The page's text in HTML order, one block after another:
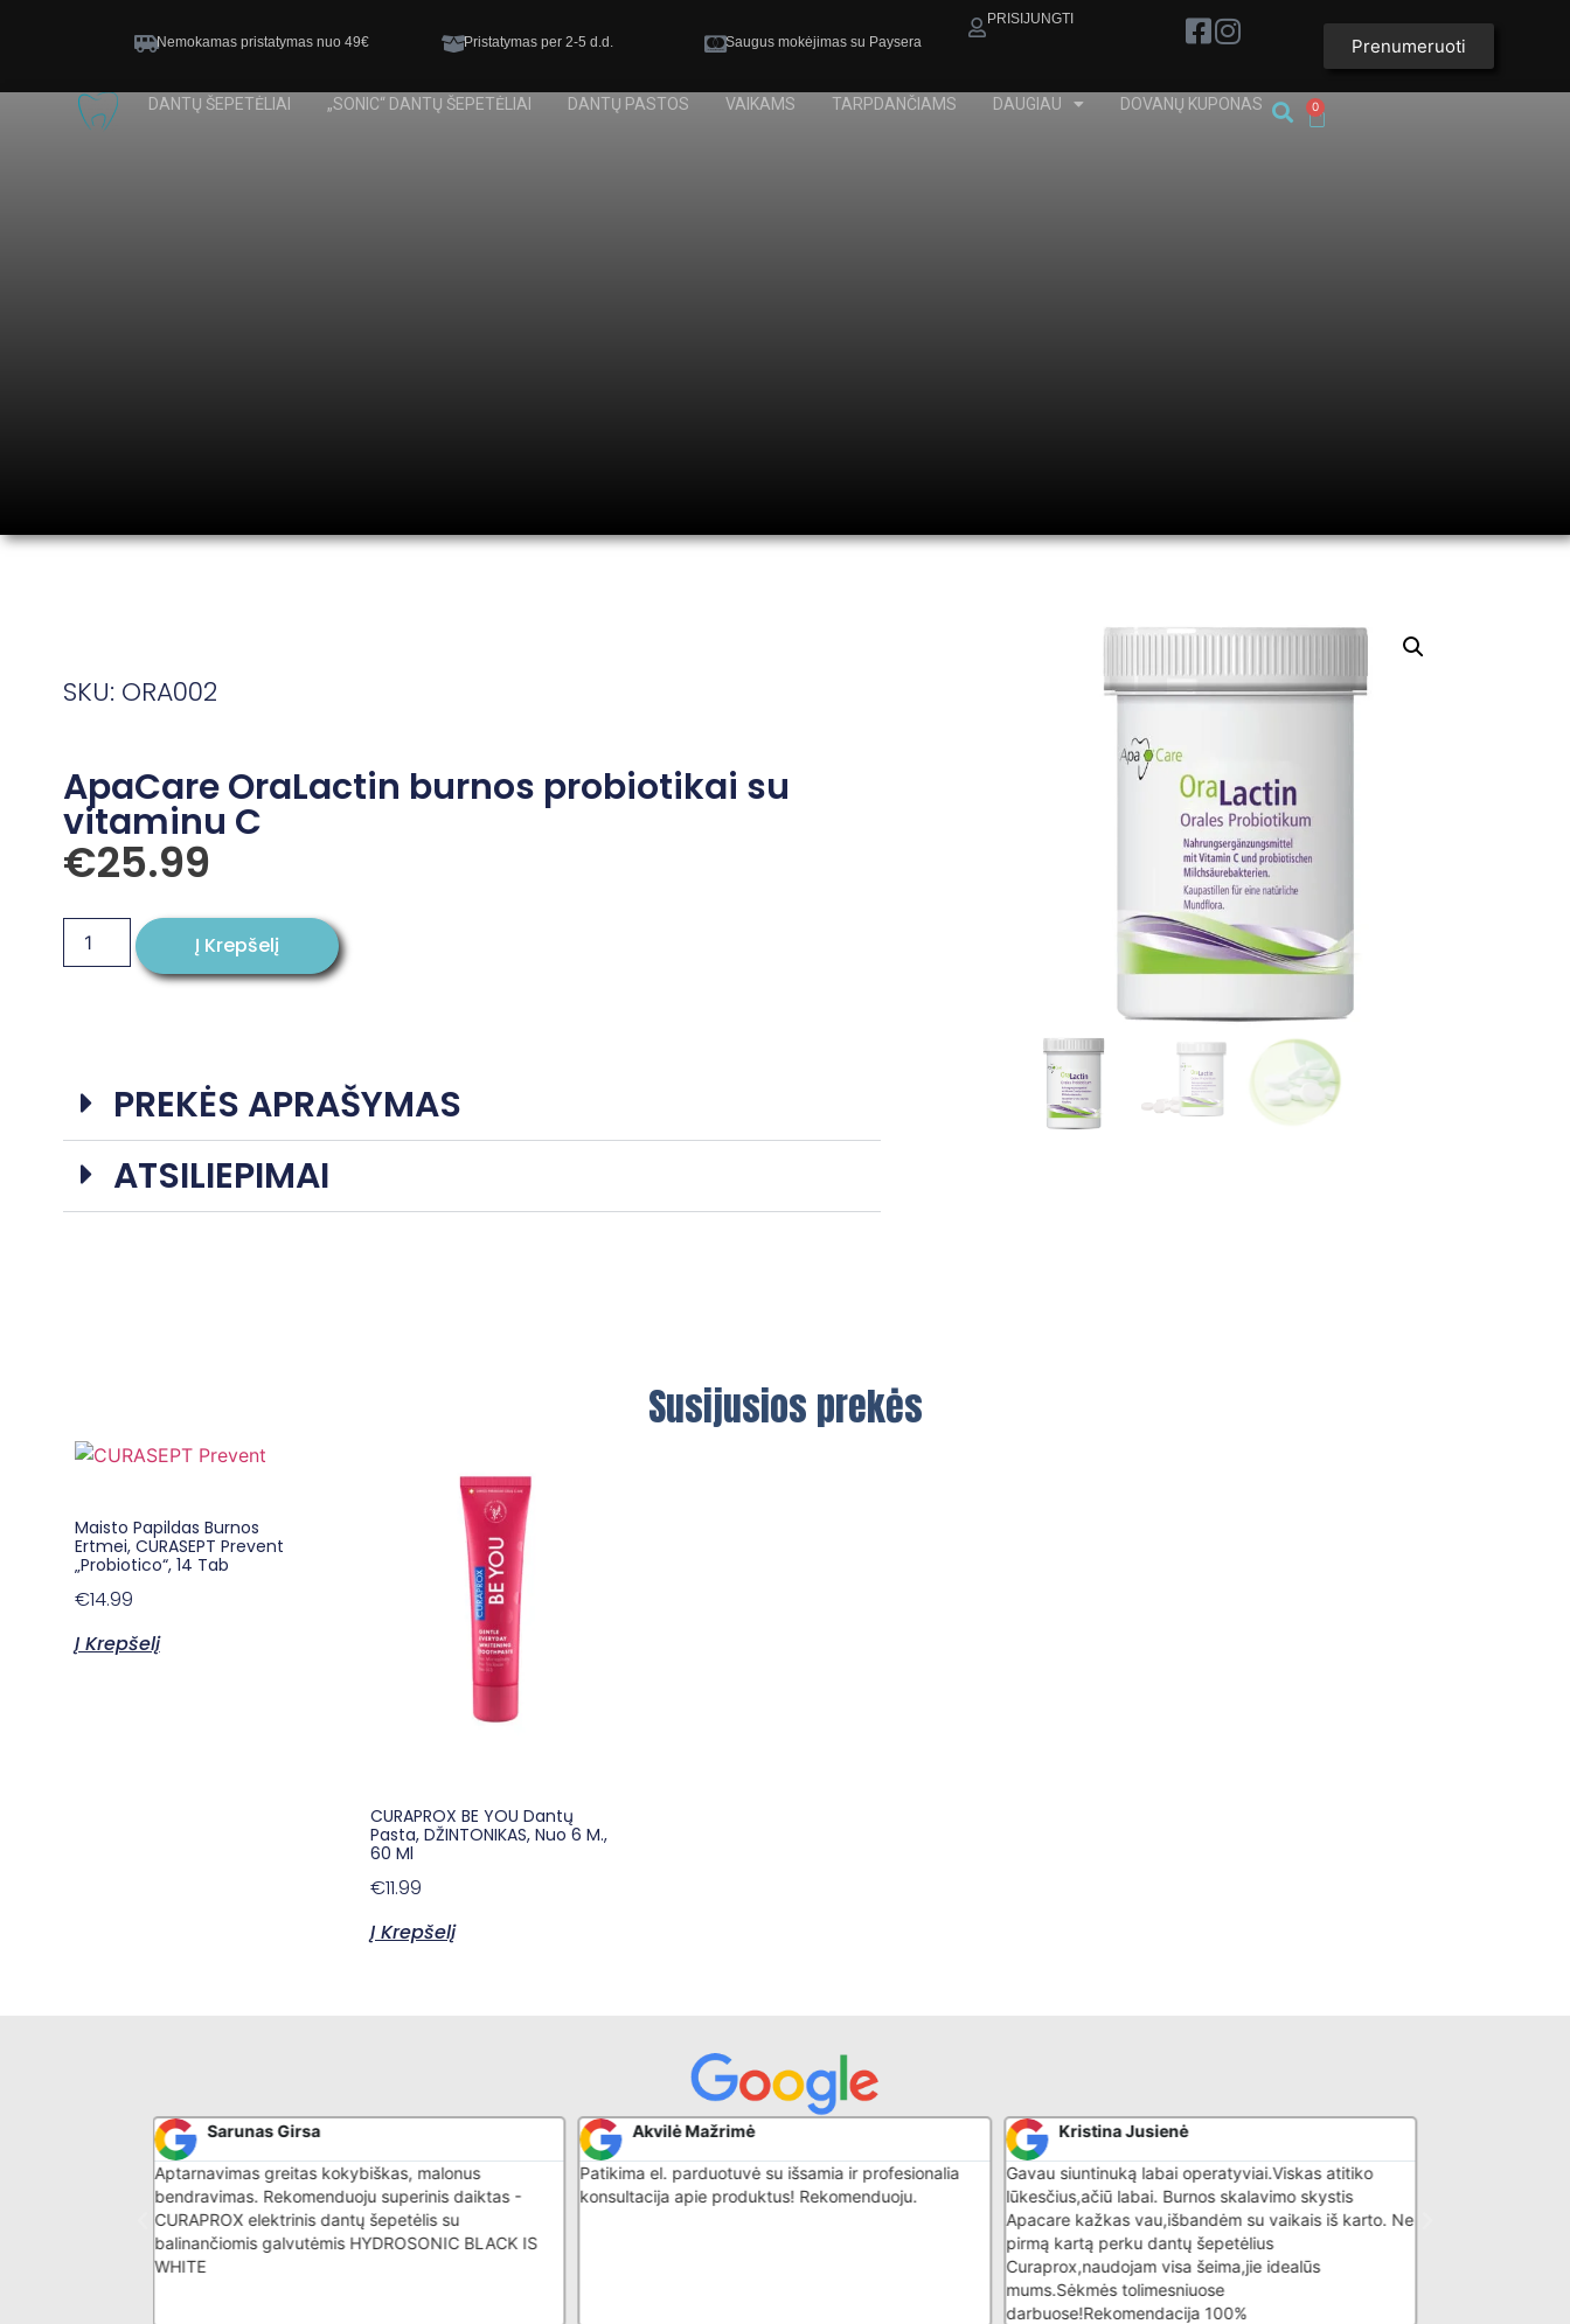
Nemokamas pristatymas nuo 49€ Pristatymas per 2-5 d.d. Saugus mokėjimas su Paysera
PRISIJUNGTI
Prenumeruoti
DANTŲ ŠEPETĖLIAI „SONIC“ DANTŲ ŠEPETĖLIAI DANTŲ PASTOS VAIKAMS TARPDANČIAMS DAUGIAU DOVANŲ KUPONAS 0
SKU: ORA002
ApaCare OraLactin burnos probiotikai su
vitaminu C
€25.99
PREKĖS APRAŠYMAS
ATSILIEPIMAI
Į Krepšelį
Susijusios prekės
Maisto Papildas Burnos
Ertmei, CURASEPT Prevent
„Probiotico“, 14 Tab
€14.99
Į Krepšelį
CURAPROX BE YOU Dantų
Pasta, DŽINTONIKAS, Nuo 6 M.,
60 Ml
€11.99
Į Krepšelį
Sarunas Girsa
Aptarnavimas greitas kokybiškas, malonus
bendravimas. Rekomenduoju superinis daiktas -
CURAPROX elektrinis dantų šepetėlis su
balinančiomis galvutėmis HYDROSONIC BLACK IS
WHITE
Akvilė Mažrimė
Patikima el. parduotuvė su išsamia ir profesionalia
konsultacija apie produktus! Rekomenduoju.
Kristina Jusienė
Gavau siuntinuką labai operatyviai.Viskas atitiko
lūkesčius,ačiū labai. Burnos skalavimo skystis
Apacare kažkas vau,išbandėm su vaikais iš karto. Ne
pirmą kartą perku dantų šepetėlius
Curaprox,naudojam visa šeima,jie idealūs
mums.Sėkmės tolimesniuose
darbuose!Rekomendacija 100%